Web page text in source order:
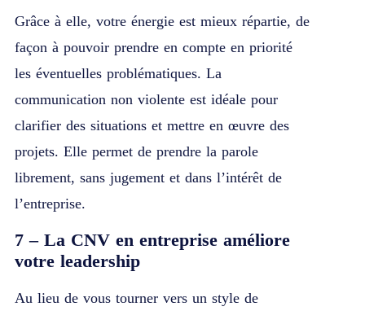
Grâce à elle, votre énergie est mieux répartie, de
façon à pouvoir prendre en compte en priorité
les éventuelles problématiques. La
communication non violente est idéale pour
clarifier des situations et mettre en œuvre des
projets. Elle permet de prendre la parole
librement, sans jugement et dans l’intérêt de
l’entreprise.
7 – La CNV en entreprise améliore
votre leadership
Au lieu de vous tourner vers un style de